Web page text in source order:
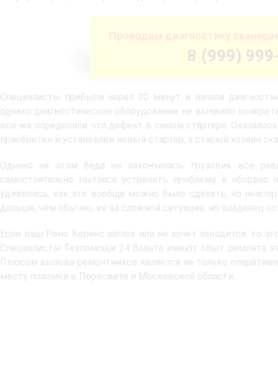
Проводим диагностику
8 (999)
Специалисты прибыли через 30 минут и начали
однако диагностическое оборудование не выявило
все же определили, что дефект в самом стартере.
приобретен и установлен новый стартер, а старый хозяин
Однако на этом беда не закончилась: грузовик все
самостоятельно пытался устранить проблему и
удивились, как это вообще можно было сделать, но
дольше, чем обычно, из-за сложной ситуации, но владелец
Если ваш Рено Керакс заглох или не хочет заводится, то
Специалисты Техпомощи 24 Вольта имеют опыт ремонта
Плюсом вызова ремонтников является не только
месту поломки в Пересвете и Московской области.